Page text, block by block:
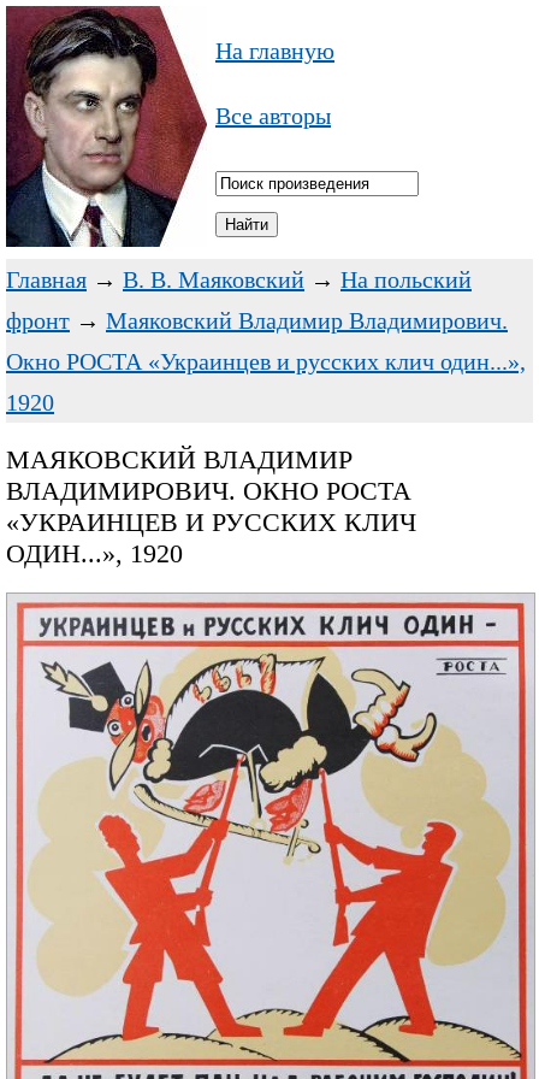
На главную
Все авторы
Главная → В. В. Маяковский → На польский
фронт → Маяковский Владимир Владимирович.
Окно РОСТА «Украинцев и русских клич один...»,
1920
МАЯКОВСКИЙ ВЛАДИМИР
ВЛАДИМИРОВИЧ. ОКНО РОСТА
«УКРАИНЦЕВ И РУССКИХ КЛИЧ
ОДИН...», 1920